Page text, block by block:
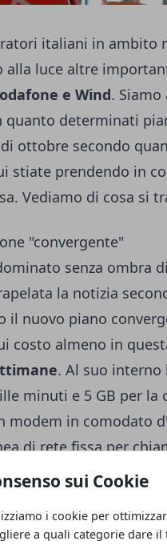
sui Cookie
i cookie per
a quali categorie dare il
italiani in ambito
alla luce altre
e Wind.
quanto determinati
ottobre secondo
stiate prendendo in
Vediamo di cosa si
"convergente"
senza ombra
la notizia
il nuovo piano
costo almeno in
. Al suo
minuti e 5 GB per la
modem in comodato
di rete fissa per
la SIM col suddetto
con sconto